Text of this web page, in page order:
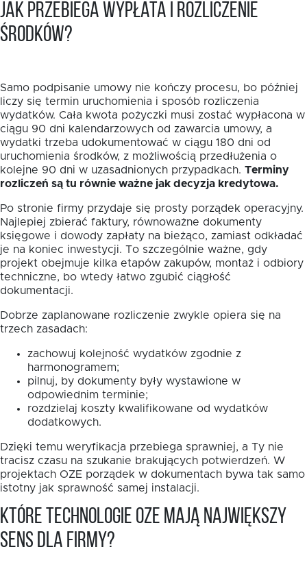
Jak przebiega wypłata i rozliczenie
środków?
Samo podpisanie umowy nie kończy procesu, bo później
liczy się termin uruchomienia i sposób rozliczenia
wydatków. Cała kwota pożyczki musi zostać wypłacona w
ciągu 90 dni kalendarzowych od zawarcia umowy, a
wydatki trzeba udokumentować w ciągu 180 dni od
uruchomienia środków, z możliwością przedłużenia o
kolejne 90 dni w uzasadnionych przypadkach. Terminy
rozliczeń są tu równie ważne jak decyzja kredytowa.
Po stronie firmy przydaje się prosty porządek operacyjny.
Najlepiej zbierać faktury, równoważne dokumenty
księgowe i dowody zapłaty na bieżąco, zamiast odkładać
je na koniec inwestycji. To szczególnie ważne, gdy
projekt obejmuje kilka etapów zakupów, montaż i odbiory
techniczne, bo wtedy łatwo zgubić ciągłość
dokumentacji.
Dobrze zaplanowane rozliczenie zwykle opiera się na
trzech zasadach:
zachowuj kolejność wydatków zgodnie z
harmonogramem;
pilnuj, by dokumenty były wystawione w
odpowiednim terminie;
rozdzielaj koszty kwalifikowane od wydatków
dodatkowych.
Dzięki temu weryfikacja przebiega sprawniej, a Ty nie
tracisz czasu na szukanie brakujących potwierdzeń. W
projektach OZE porządek w dokumentach bywa tak samo
istotny jak sprawność samej instalacji.
Które technologie OZE mają największy
sens dla firmy?